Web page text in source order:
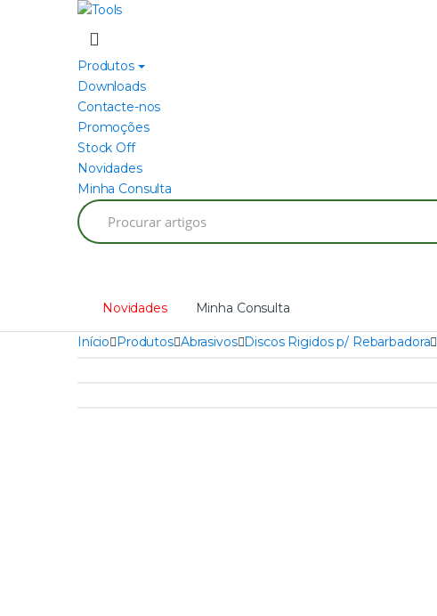
Produtos
Downloads
Contacte-nos
Promoções
Stock Off
Novidades
Minha Consulta
Search
for:
Novidades Minha Consulta
Início Produtos Abrasivos Discos Rigidos p/ Rebarbadora